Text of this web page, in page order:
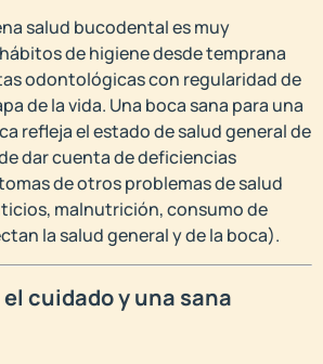
salud bucodental es muy
de higiene desde temprana
odontológicas con regularidad de
de la vida. Una boca sana para una
refleja el estado de salud general de
dar cuenta de deficiencias
de otros problemas de salud
malnutrición, consumo de
la salud general y de la boca).
cuidado y una sana